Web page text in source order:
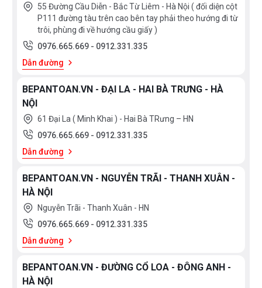
55 Đường Cầu Diễn - Bắc Từ Liêm - Hà Nội ( đối diện cột
P111 đường tàu trên cao bên tay phải theo hướng đi từ
trôi, phùng đi về hướng cầu giấy )
0976.665.669 - 0912.331.335
Dẫn đường
BEPANTOAN.VN - ĐẠI LA - HAI BÀ TRƯNG - HÀ
NỘI
61 Đại La ( Minh Khai ) - Hai Bà TRưng – HN
0976.665.669 - 0912.331.335
Dẫn đường
BEPANTOAN.VN - NGUYỄN TRÃI - THANH XUÂN -
HÀ NỘI
Nguyễn Trãi - Thanh Xuân - HN
0976.665.669 - 0912.331.335
Dẫn đường
BEPANTOAN.VN - ĐƯỜNG CỔ LOA - ĐÔNG ANH -
HÀ NỘI